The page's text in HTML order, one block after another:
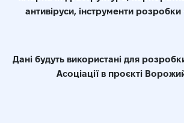
антивіруси, інструменти розробки
Дані будуть використані для
Асоціації в проєкті